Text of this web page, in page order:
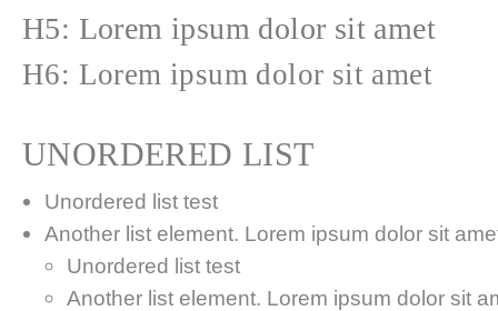
H5: Lorem ipsum dolor sit amet
H6: Lorem ipsum dolor sit amet
UNORDERED LIST
Unordered list test
Another list element. Lorem ipsum dolor sit
Unordered list test
Another list element. Lorem ipsum dolor sit